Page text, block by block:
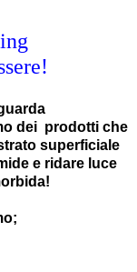
dei prodotti che
superficiale
e ridare luce